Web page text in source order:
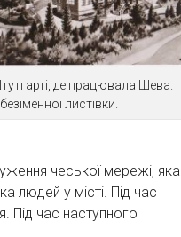
де працювала Шева.
листівки.
чеської мережі, яка
людей у місті. Під час
Під час наступного